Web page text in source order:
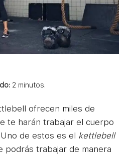
2 minutos.
ofrecen miles de
te harán trabajar el cuerpo
de estos es el kettlebell
podrás trabajar de manera